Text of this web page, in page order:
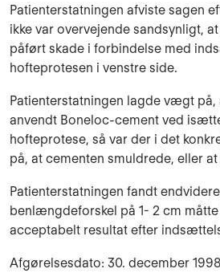
Patienterstatningen afviste sagen
ikke var overve­jende sandsynligt,
påført skade i forbin­delse med
hofteprotesen i venstre side.
Patienterstatningen lagde vægt på,
anvendt Boneloc-cement ved
hofteprotese, så var der i det
på, at cemen­ten smuld­rede, eller
Patienterstatningen fandt
benlængdeforskel på 1- 2 cm
acceptabelt resultat efter
Afgørelsesdato: 30. december 1998